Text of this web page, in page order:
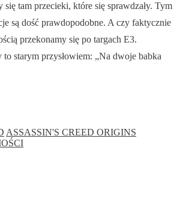
tam przecieki, które się sprawdzały. Tym
są dość prawdopodobne. A czy faktycznie
przekonamy się po targach E3.
to starym przysłowiem: „Na dwoje babka
ASSASSIN'S CREED ORIGINS